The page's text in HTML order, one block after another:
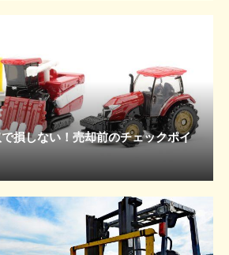
損しない！売却前のチェックポイ